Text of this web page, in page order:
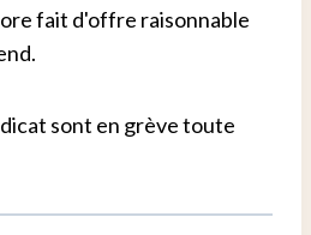
fait d'offre raisonnable
sont en grève toute